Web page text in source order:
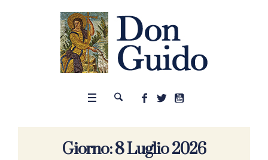
Giorno:8 Luglio 2026